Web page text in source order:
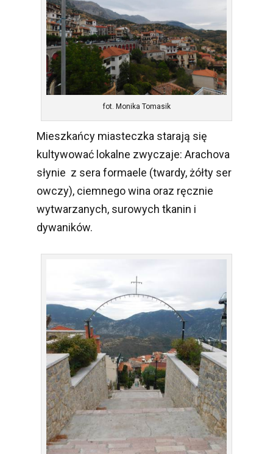
fot. Monika Tomasik
Mieszkańcy miasteczka starają się
kultywować lokalne zwyczaje: Arachova
słynie z sera formaele (twardy, żółty ser
owczy), ciemnego wina oraz ręcznie
wytwarzanych, surowych tkanin i
dywaników.